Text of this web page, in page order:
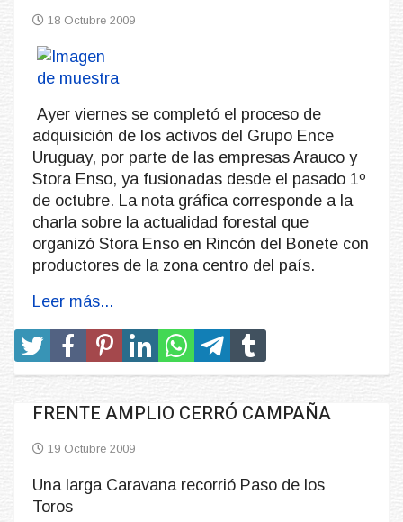
18 Octubre 2009
Ayer viernes se completó el proceso de
adquisición de los activos del Grupo Ence
Uruguay, por parte de las empresas Arauco y
Stora Enso, ya fusionadas desde el pasado 1º
de octubre. La nota gráfica corresponde a la
charla sobre la actualidad forestal que
organizó Stora Enso en Rincón del Bonete con
productores de la zona centro del país.
Leer más...
FRENTE AMPLIO CERRÓ CAMPAÑA
19 Octubre 2009
Una larga Caravana recorrió Paso de los
Toros